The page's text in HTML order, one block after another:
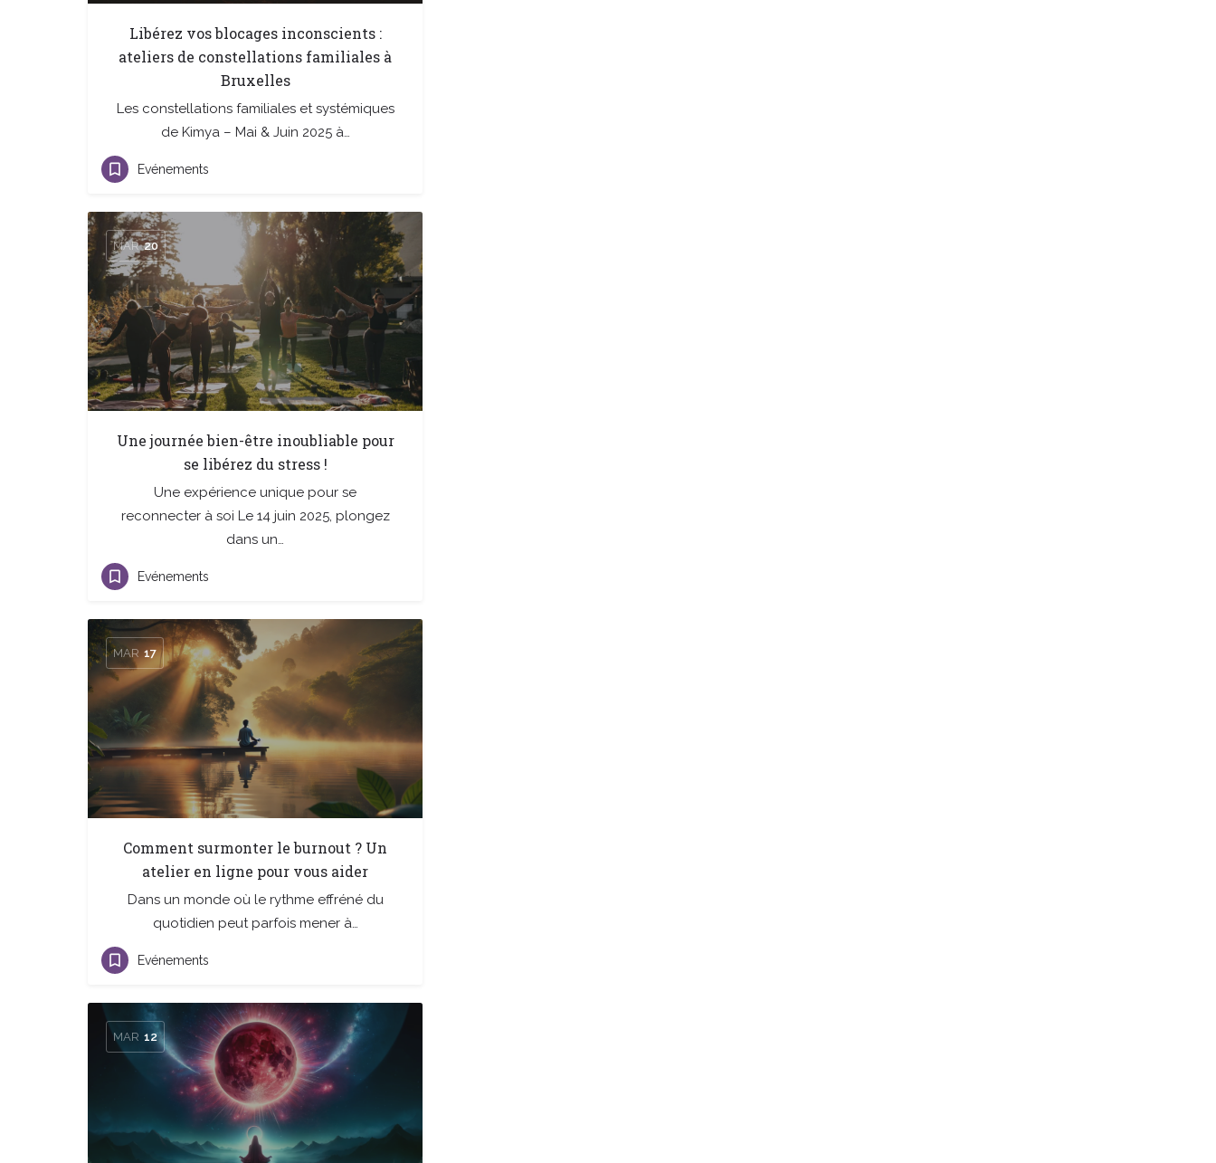
Libérez vos blocages inconscients :
ateliers de constellations familiales à
Bruxelles
Les constellations familiales et systémiques
de Kimya – Mai & Juin 2025 à…
Evénements
MAR 20
Une journée bien-être inoubliable pour
se libérez du stress !
Une expérience unique pour se
reconnecter à soi Le 14 juin 2025, plongez
dans un…
Evénements
MAR 17
Comment surmonter le burnout ? Un
atelier en ligne pour vous aider
Dans un monde où le rythme effréné du
quotidien peut parfois mener à…
Evénements
MAR 12